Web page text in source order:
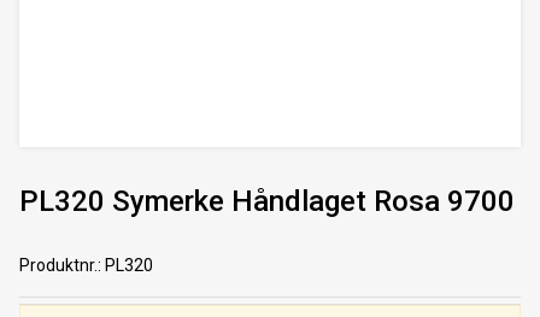
PL320 Symerke Håndlaget Rosa 9700
Produktnr.: PL320